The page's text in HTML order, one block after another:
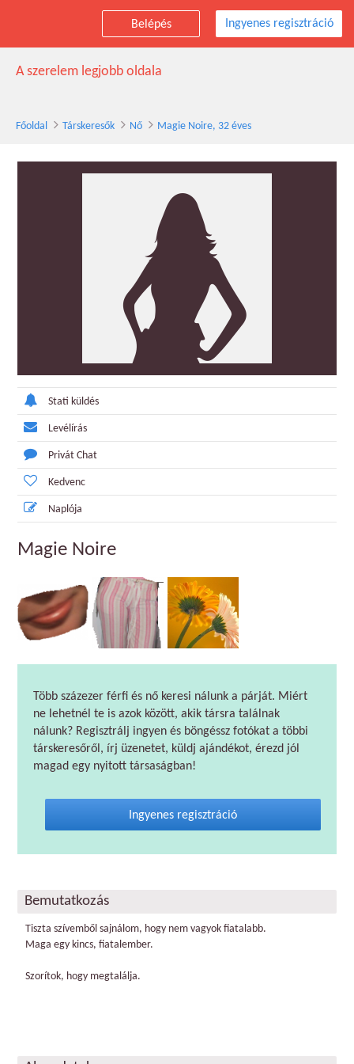
Belépés Ingyenes regisztráció
Magie Noire társkereső nő, 32 éves
A szerelem legjobb oldala
Főoldal Társkeresők Nő Magie Noire, 32 éves
Stati küldés
Levélírás
Privát Chat
Kedvenc
Naplója
Magie Noire
Több százezer férfi és nő keresi nálunk a párját. Miért
ne lehetnél te is azok között, akik társra találnak
nálunk? Regisztrálj ingyen és böngéssz fotókat a többi
társkeresőről, írj üzenetet, küldj ajándékot, érezd jól
magad egy nyitott társaságban!
Ingyenes regisztráció
Bemutatkozás
Tiszta szívemből sajnálom, hogy nem vagyok fiatalabb.
Maga egy kincs, fiatalember.
Szorítok, hogy megtalálja.